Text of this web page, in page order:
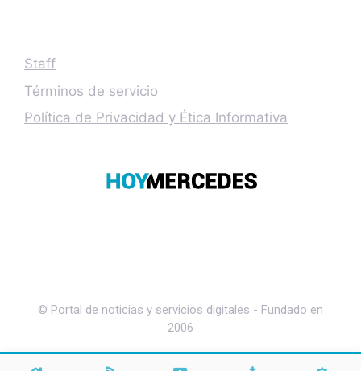
Staff
Términos de servicio
Política de Privacidad y Ética Informativa
© Portal de noticias y servicios digitales - Fundado en
2006